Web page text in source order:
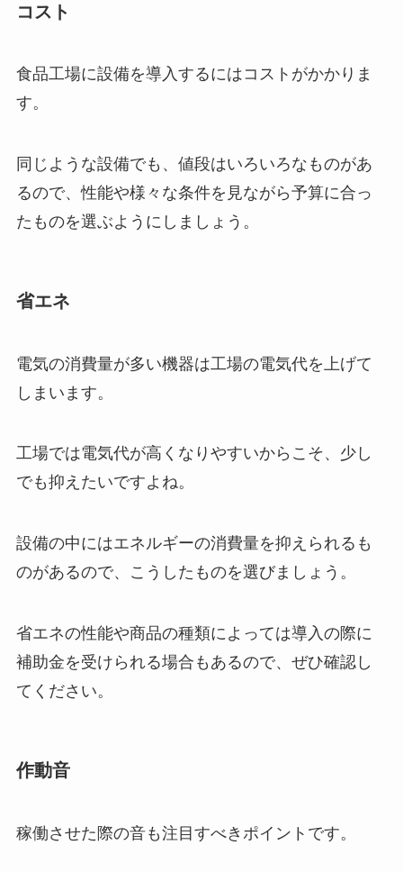
コスト
食品工場に設備を導入するにはコストがかかりま
す。
同じような設備でも、値段はいろいろなものがあ
るので、性能や様々な条件を見ながら予算に合っ
たものを選ぶようにしましょう。
省エネ
電気の消費量が多い機器は工場の電気代を上げて
しまいます。
工場では電気代が高くなりやすいからこそ、少し
でも抑えたいですよね。
設備の中にはエネルギーの消費量を抑えられるも
のがあるので、こうしたものを選びましょう。
省エネの性能や商品の種類によっては導入の際に
補助金を受けられる場合もあるので、ぜひ確認し
てください。
作動音
稼働させた際の音も注目すべきポイントです。